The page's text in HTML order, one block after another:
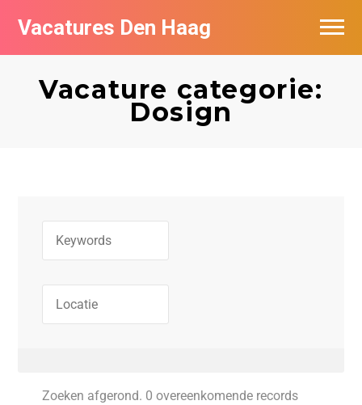
Vacatures Den Haag
Vacature categorie:
Dosign
Zoeken afgerond. 0 overeenkomende records
Vacatures per bedrijf in Den Haag
Populair